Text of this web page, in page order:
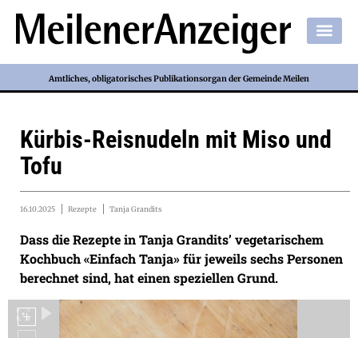
Amtliches, obligatorisches Publikationsorgan der Gemeinde Meilen
Kürbis-Reisnudeln mit Miso und
Tofu
16.10.2025 Rezepte Tanja Grandits
Dass die Rezepte in Tanja Grandits’ vegetarischem
Kochbuch «Einfach Tanja» für jeweils sechs Personen
berechnet sind, hat einen speziellen Grund.